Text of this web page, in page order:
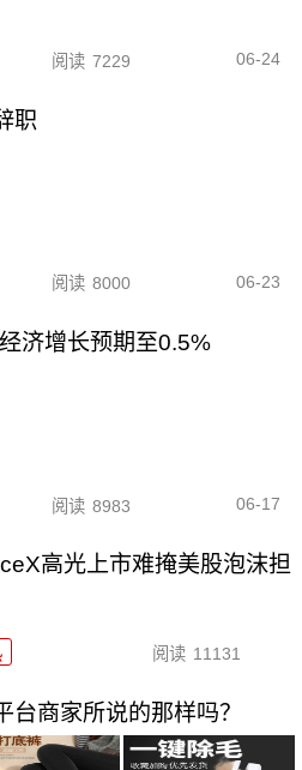
阅读 7229 06-24
职
阅读 8000 06-23
济增长预期至0.5%
阅读 8983 06-17
高光上市难掩美股泡沫担
阅读 11131
商家所说的那样吗？